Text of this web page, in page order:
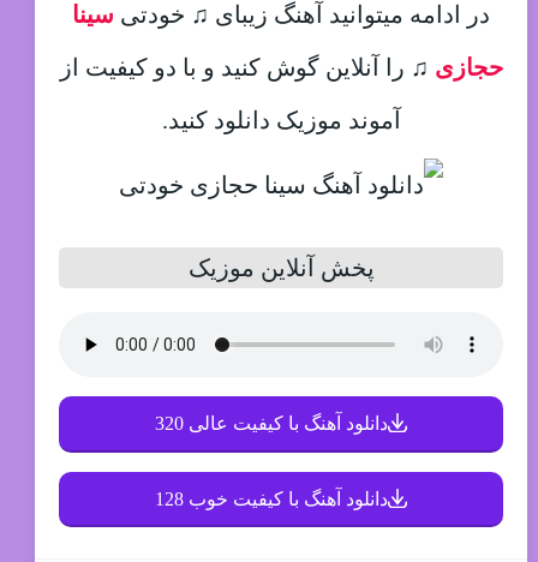
در ادامه میتوانید آهنگ زیبای ♫ خودتی سینا
حجازی ♫ را آنلاین گوش کنید و با دو کیفیت از
آموند موزیک دانلود کنید.
پخش آنلاین موزیک
دانلود آهنگ با کیفیت عالی 320
دانلود آهنگ با کیفیت خوب 128